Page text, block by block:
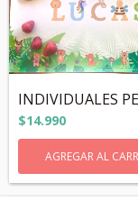
$14.990
AGREGAR AL